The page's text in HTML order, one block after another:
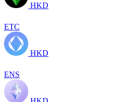
HKD
ETC
HKD
ENS